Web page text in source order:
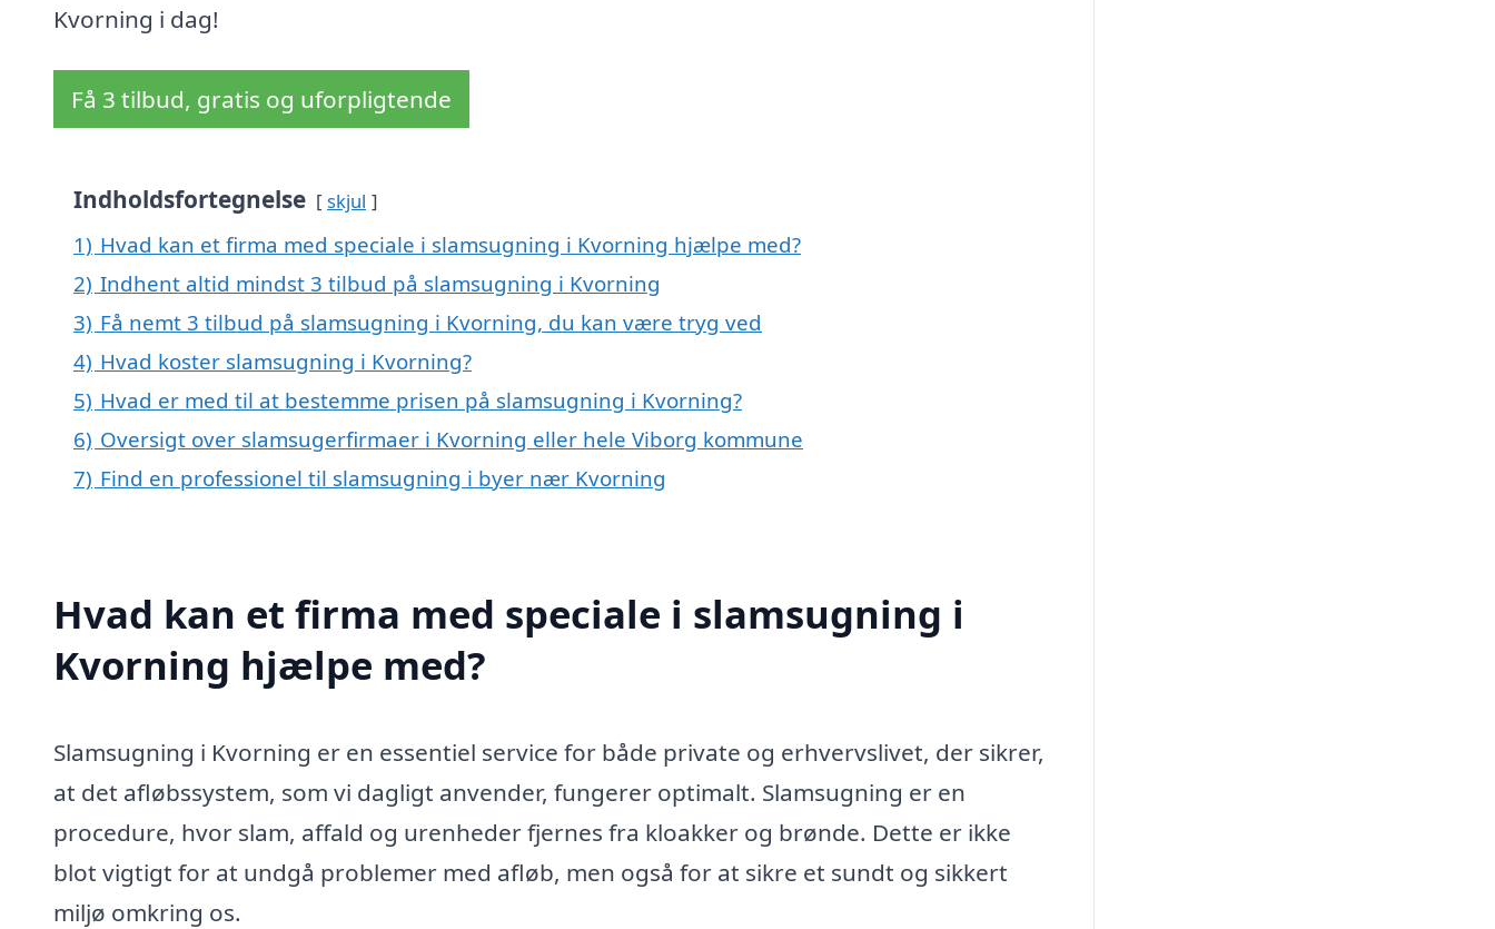
Kvorning i dag!
Få 3 tilbud, gratis og uforpligtende
Indholdsfortegnelse skjul
1) Hvad kan et firma med speciale i slamsugning i Kvorning hjælpe med?
2) Indhent altid mindst 3 tilbud på slamsugning i Kvorning
3) Få nemt 3 tilbud på slamsugning i Kvorning, du kan være tryg ved
4) Hvad koster slamsugning i Kvorning?
5) Hvad er med til at bestemme prisen på slamsugning i Kvorning?
6) Oversigt over slamsugerfirmaer i Kvorning eller hele Viborg kommune
7) Find en professionel til slamsugning i byer nær Kvorning
Hvad kan et firma med speciale i slamsugning i
Kvorning hjælpe med?
Slamsugning i Kvorning er en essentiel service for både private og erhvervslivet, der sikrer,
at det afløbssystem, som vi dagligt anvender, fungerer optimalt. Slamsugning er en
procedure, hvor slam, affald og urenheder fjernes fra kloakker og brønde. Dette er ikke
blot vigtigt for at undgå problemer med afløb, men også for at sikre et sundt og sikkert
miljø omkring os.